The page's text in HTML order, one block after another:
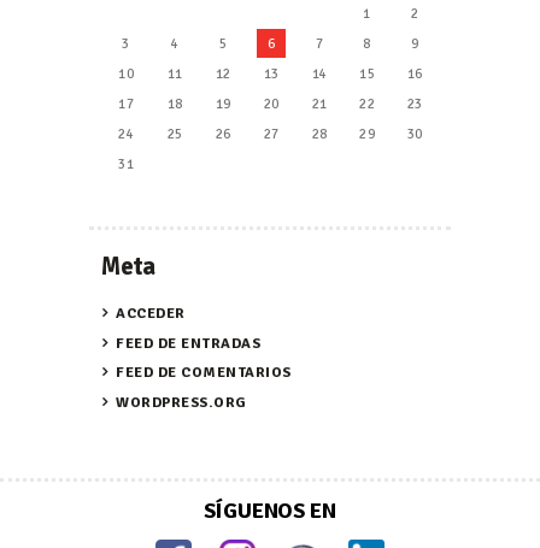
1
2
3
4 5 6 7 8
9
10
11 12 13 14 15
16
17
18 19 20 21 22
23
24
25 26 27 28 29
30
31
Meta
ACCEDER
FEED DE ENTRADAS
FEED DE COMENTARIOS
WORDPRESS.ORG
SÍGUENOS EN